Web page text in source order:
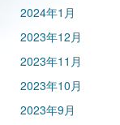
2024年1月
2023年12月
2023年11月
2023年10月
2023年9月